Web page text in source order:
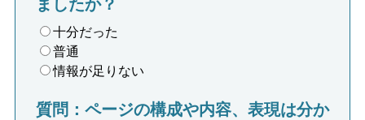
ましたか？
十分だった
普通
情報が足りない
質問：ページの構成や内容、表現は分か